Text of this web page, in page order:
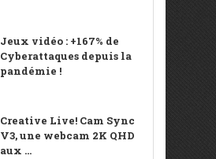
Jeux vidéo : +167% de
Cyberattaques depuis la
pandémie !
Creative Live! Cam Sync
V3, une webcam 2K QHD
aux ...